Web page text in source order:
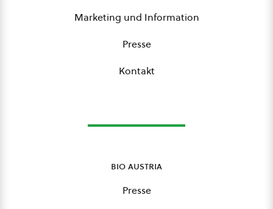
Marketing und Information
Presse
Kontakt
bio austria
Presse